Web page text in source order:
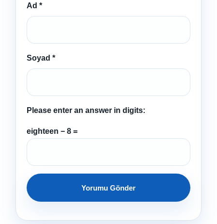
Ad *
Soyad *
Please enter an answer in digits:
eighteen − 8 =